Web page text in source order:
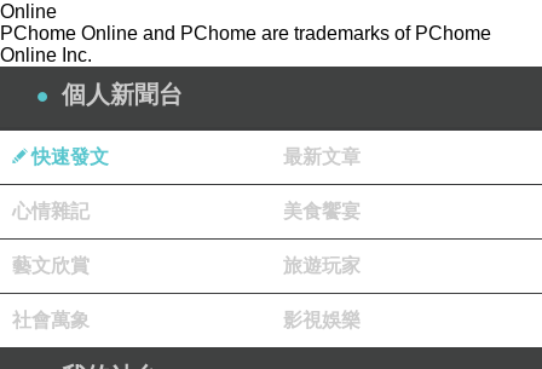
上一篇：模型如何變成國家權力的一部分？
AI 時代需要問責接口
Online
PChome Online and PChome are trademarks of PChome
Online Inc.
個人新聞台
快速發文 最新文章
心情雜記 美食饗宴
藝文欣賞 旅遊玩家
社會萬象 影視娛樂